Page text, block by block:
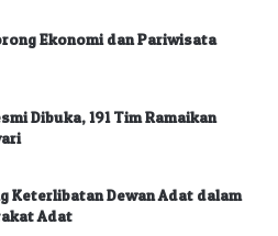
Ekonomi dan Pariwisata
Dibuka, 191 Tim Ramaikan
Keterlibatan Dewan Adat dalam
Adat